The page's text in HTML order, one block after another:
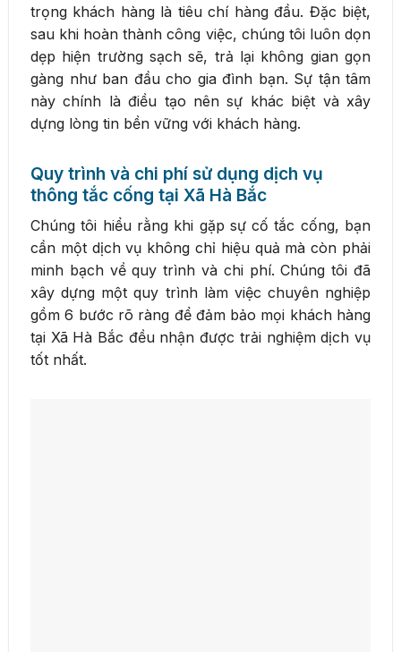
trọng khách hàng là tiêu chí hàng đầu. Đặc biệt,
sau khi hoàn thành công việc, chúng tôi luôn dọn
dẹp hiện trường sạch sẽ, trả lại không gian gọn
gàng như ban đầu cho gia đình bạn. Sự tận tâm
này chính là điều tạo nên sự khác biệt và xây
dựng lòng tin bền vững với khách hàng.
Quy trình và chi phí sử dụng dịch vụ
thông tắc cống tại Xã Hà Bắc
Chúng tôi hiểu rằng khi gặp sự cố tắc cống, bạn
cần một dịch vụ không chỉ hiệu quả mà còn phải
minh bạch về quy trình và chi phí. Chúng tôi đã
xây dựng một quy trình làm việc chuyên nghiệp
gồm 6 bước rõ ràng để đảm bảo mọi khách hàng
tại Xã Hà Bắc đều nhận được trải nghiệm dịch vụ
tốt nhất.